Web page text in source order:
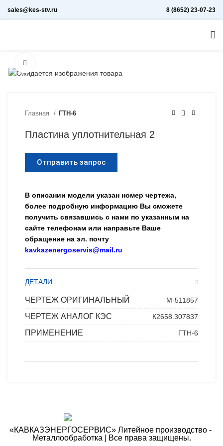
sales@kes-stv.ru 8 (8652) 23-07-23
Главная ГТН-6
Пластина уплотнительная 2
Отправить запрос
В описании модели указан номер чертежа,
более подробную информацию Вы сможете
получить связавшись с нами по указанным на
сайте телефонам или направьте Ваше
обращение на эл. почту
kavkazenergoservis@mail.ru
ДЕТАЛИ
ЧЕРТЕЖ ОРИГИНАЛЬНЫЙ М-511857
ЧЕРТЕЖ АНАЛОГ КЭС К2658.307837
ПРИМЕНЕНИЕ ГТН-6
«КАВКАЗЭНЕРГОСЕРВИС» ​Литейное производство - ​
Металлообработка | Все права защищены.